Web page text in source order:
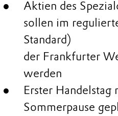
Aktien des
sollen im
Standard)
der Frankfurter
werden
Erster Handelstag
Sommerpause